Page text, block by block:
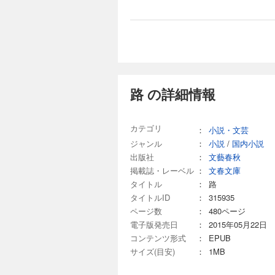
路 の詳細情報
カテゴリ ：
小説・文芸
ジャンル
： 小説 / 国内小説
出版社
：
文藝春秋
掲載誌・レーベル ：
文春文庫
タイトル
：
路
タイトルID
：
315935
ページ数
：
480ページ
電子版発売日
：
2015年05月22日
コンテンツ形式
：
EPUB
サイズ(目安)
： 1MB